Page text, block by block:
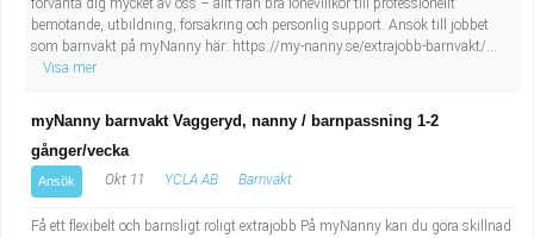
förvänta dig mycket av oss – allt från bra lönevillkor till professionellt
bemötande, utbildning, försäkring och personlig support. Ansök till jobbet
som barnvakt på myNanny här: https://my-nanny.se/extrajobb-barnvakt/...
Visa mer
myNanny barnvakt Vaggeryd, nanny / barnpassning 1-2
gånger/vecka
Ansök Okt 11 YCLA AB Barnvakt
Få ett flexibelt och barnsligt roligt extrajobb På myNanny kan du göra skillnad